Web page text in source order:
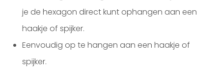
je de hexagon direct kunt ophangen aan een
haakje of spijker.
Eenvoudig op te hangen aan een haakje of
spijker.